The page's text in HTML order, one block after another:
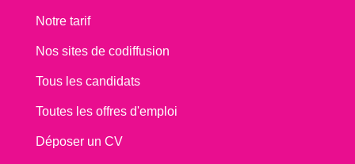
Notre tarif
Nos sites de codiffusion
Tous les candidats
Toutes les offres d'emploi
Déposer un CV